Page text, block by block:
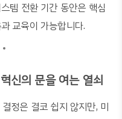
템 전환 기간 동안은 핵심
교육이 가능합니다.
혁신의 문을 여는 열쇠
정은 결코 쉽지 않지만, 미